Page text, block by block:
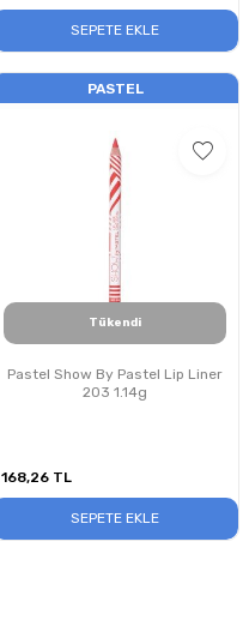
SEPETE EKLE
PASTEL
Tükendi
Pastel Show By Pastel Lip Liner
203 1.14g
168,26 TL
SEPETE EKLE